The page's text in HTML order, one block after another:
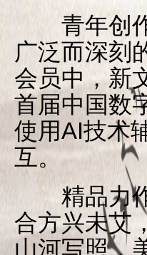
青年创作
广泛而深刻
会员中，新
首届中国数
使用AI技术
互。
精品力作
合方兴未艾
山河写照，